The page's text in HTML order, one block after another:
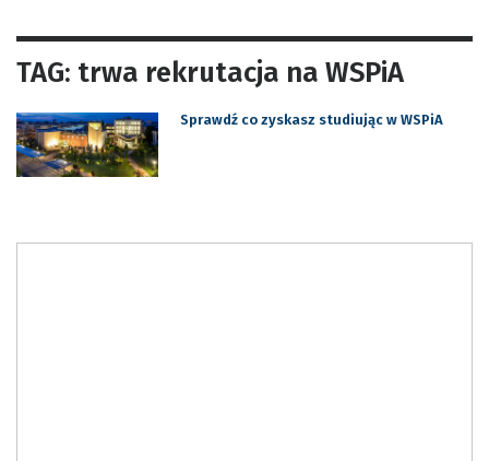
TAG: trwa rekrutacja na WSPiA
Sprawdź co zyskasz studiując w WSPiA